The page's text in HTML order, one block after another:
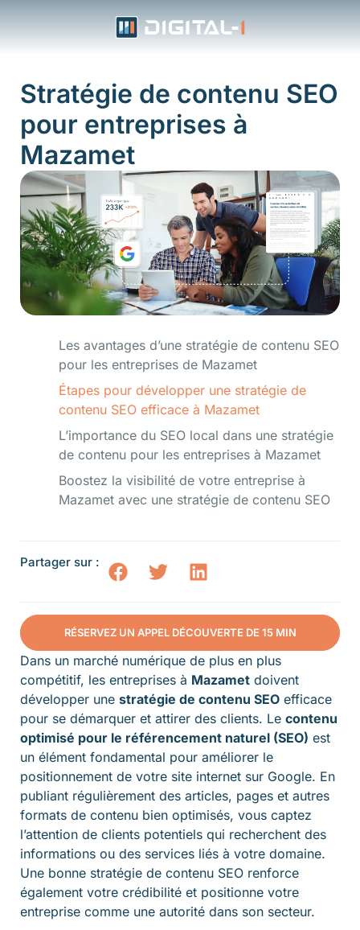
Stratégie de contenu SEO
pour entreprises à
Mazamet
Les avantages d’une stratégie de contenu SEO
pour les entreprises de Mazamet
Étapes pour développer une stratégie de
contenu SEO efficace à Mazamet
L’importance du SEO local dans une stratégie
de contenu pour les entreprises à Mazamet
Boostez la visibilité de votre entreprise à
Mazamet avec une stratégie de contenu SEO
Partager sur :
RÉSERVEZ UN APPEL DÉCOUVERTE DE 15 MIN
Dans un marché numérique de plus en plus
compétitif, les entreprises à Mazamet doivent
développer une stratégie de contenu SEO efficace
pour se démarquer et attirer des clients. Le contenu
optimisé pour le référencement naturel (SEO) est
un élément fondamental pour améliorer le
positionnement de votre site internet sur Google. En
publiant régulièrement des articles, pages et autres
formats de contenu bien optimisés, vous captez
l’attention de clients potentiels qui recherchent des
informations ou des services liés à votre domaine.
Une bonne stratégie de contenu SEO renforce
également votre crédibilité et positionne votre
entreprise comme une autorité dans son secteur.